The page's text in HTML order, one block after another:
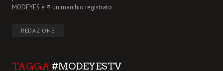
MODEYES è ® un marchio registrato
REDAZIONE
TAGGA #MODEYESTV